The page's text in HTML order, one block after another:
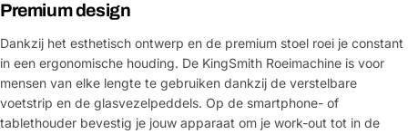
Premium design
Dankzij het esthetisch ontwerp en de premium stoel roei je constant
in een ergonomische houding. De KingSmith Roeimachine is voor
mensen van elke lengte te gebruiken dankzij de verstelbare
voetstrip en de glasvezelpeddels. Op de smartphone- of
tablethouder bevestig je jouw apparaat om je work-out tot in de